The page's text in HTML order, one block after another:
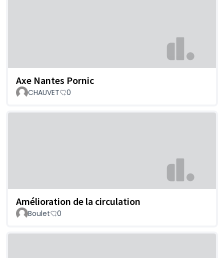
Axe Nantes Pornic
CHAUVET 0
Amélioration de la circulation
Boulet 0